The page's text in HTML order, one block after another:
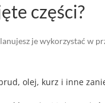
części?
je wykorzystać w
olej, kurz i inne